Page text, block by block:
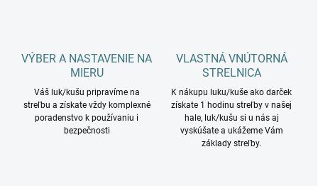
VÝBER A NASTAVENIE NA
MIERU
Váš luk/kušu pripravíme na
streľbu a získate vždy komplexné
poradenstvo k používaniu i
bezpečnosti
VLASTNÁ VNÚTORNÁ
STRELNICA
K nákupu luku/kuše ako darček
získate 1 hodinu streľby v našej
hale, luk/kušu si u nás aj
vyskúšate a ukážeme Vám
základy streľby.